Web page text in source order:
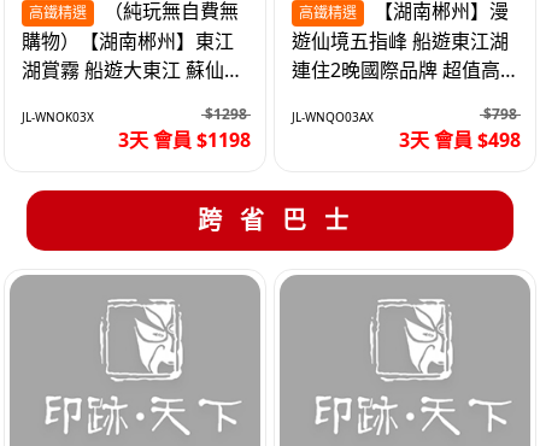
高鐵精選
購物）【湖南郴州】東江
湖賞霧 船遊大東江 蘇仙嶺
JL-WNOK03X $1298
3天 會員 $1198
高鐵精選
遊仙境五指峰 船遊東江湖
連住2晚國際品牌 超值高
JL-WNQO03AX $798
3天 會員 $498
跨省巴士